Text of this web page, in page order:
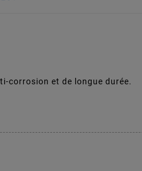
corrosion et de longue durée.